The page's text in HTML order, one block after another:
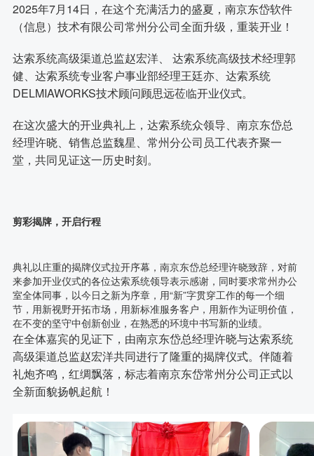
2025年7月14日，在这个充满活力的盛夏，南京东岱软件
（信息）技术有限公司常州分公司全面升级，重装开业！
达索系统高级渠道总监赵宏洋、 达索系统高级技术经理郭
健、达索系统专业客户事业部经理王廷亦、达索系统
DELMIAWORKS技术顾问顾思远莅临开业仪式。
在这次盛大的开业典礼上，达索系统众领导、南京东岱总
经理许晓、销售总监魏星、常州分公司员工代表齐聚一
堂，共同见证这一历史时刻。
剪彩揭牌，开启行程
典礼以庄重的揭牌仪式拉开序幕，南京东岱总经理许晓致辞，对前
来参加开业仪式的各位达索系统领导表示感谢，同时要求常州办公
室全体同事，以今日之新为序章，用“新”字贯穿工作的每一个细
节，用新视野开拓市场，用新标准服务客户，用新作为证明价值，
在不变的坚守中创新创业，在熟悉的环境中书写新的业绩。
在全体嘉宾的见证下，由南京东岱总经理许晓与达索系统
高级渠道总监赵宏洋共同进行了隆重的揭牌仪式。伴随着
礼炮齐鸣，红绸飘落，标志着南京东岱常州分公司正式以
全新面貌扬帆起航！